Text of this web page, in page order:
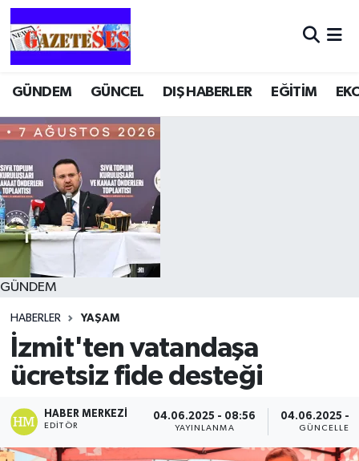
GÜNDEM GÜNCEL DIŞ HABERLER EĞİTİM
GÜNDEM
HABERLER YAŞAM
İzmit'ten vatandaşa
ücretsiz fide desteği
HABER MERKEZI
EDITÖR
04.06.2025 - 08:56
YAYINLANMA
04.06.2025 -